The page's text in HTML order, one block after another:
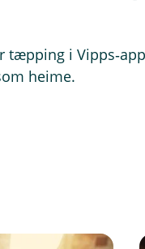
tæpping i
heime.